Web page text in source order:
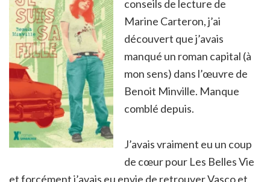
conseils de lecture de
Marine Carteron, j’ai
découvert que j’avais
manqué un roman capital (à
mon sens) dans l’œuvre de
Benoit Minville. Manque
comblé depuis.
J’avais vraiment eu un coup
de cœur pour Les Belles Vie
et forcément j’avais eu envie de retrouver Vasco et